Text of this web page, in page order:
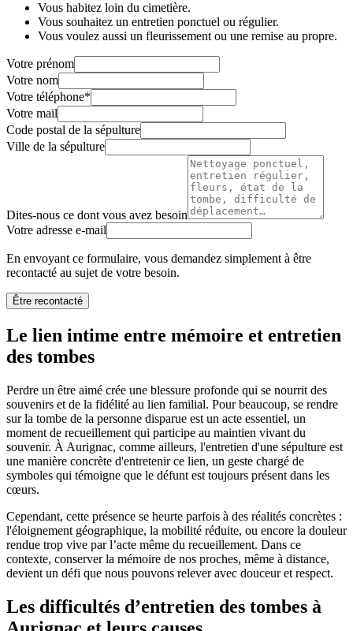
Vous habitez loin du cimetière.
Vous souhaitez un entretien ponctuel ou régulier.
Vous voulez aussi un fleurissement ou une remise au propre.
Votre prénom
Votre nom
Votre téléphone*
Votre mail
Code postal de la sépulture
Ville de la sépulture
Dites-nous ce dont vous avez besoin
Votre adresse e-mail
En envoyant ce formulaire, vous demandez simplement à être
recontacté au sujet de votre besoin.
Être recontacté
Le lien intime entre mémoire et entretien
des tombes
Perdre un être aimé crée une blessure profonde qui se nourrit des
souvenirs et de la fidélité au lien familial. Pour beaucoup, se rendre
sur la tombe de la personne disparue est un acte essentiel, un
moment de recueillement qui participe au maintien vivant du
souvenir. À Aurignac, comme ailleurs, l'entretien d'une sépulture est
une manière concrète d'entretenir ce lien, un geste chargé de
symboles qui témoigne que le défunt est toujours présent dans les
cœurs.
Cependant, cette présence se heurte parfois à des réalités concrètes :
l'éloignement géographique, la mobilité réduite, ou encore la douleur
rendue trop vive par l’acte même du recueillement. Dans ce
contexte, conserver la mémoire de nos proches, même à distance,
devient un défi que nous pouvons relever avec douceur et respect.
Les difficultés d’entretien des tombes à